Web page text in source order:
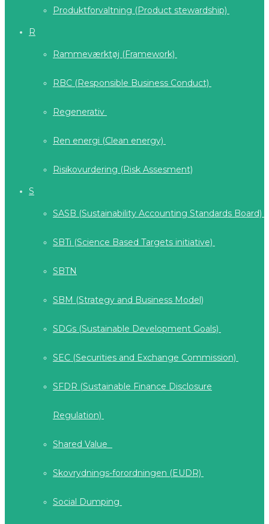
Produktforvaltning (Product stewardship)
R
Rammeværktøj (Framework)
RBC (Responsible Business Conduct)
Regenerativ
Ren energi (Clean energy)
Risikovurdering (Risk Assesment)
S
SASB (Sustainability Accounting Standards Board)
SBTi (Science Based Targets initiative)
SBTN
SBM (Strategy and Business Model)
SDGs (Sustainable Development Goals)
SEC (Securities and Exchange Commission)
SFDR (Sustainable Finance Disclosure
Regulation)
Shared Value
Skovrydnings-forordningen (EUDR)
Social Dumping